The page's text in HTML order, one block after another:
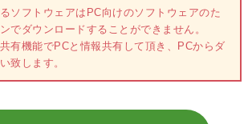
ソフトウェアはPC向けのソフトウェアのた
でダウンロードすることができません。
有機能でPCと情報共有して頂き、PCからダ
致します。